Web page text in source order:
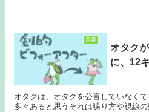
美容
オタク
に、12
オタクは、オタクを公言していなく
多々あると思うそれは喋り方や視線